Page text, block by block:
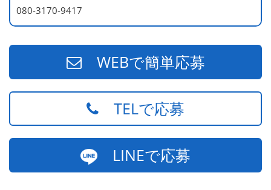
やる気MAXの2児のお父さん）
670万円／統括店長（30代・入社7年目・中学生の長男筆
頭に3人の子供を持つ一家の大黒柱）
080-3170-9417
WEBで簡単応募
TELで応募
LINEで応募